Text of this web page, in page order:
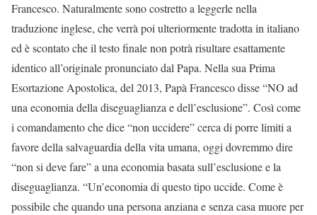
Francesco. Naturalmente sono costretto a leggerle nella
traduzione inglese, che verrà poi ulteriormente tradotta in italiano
ed è scontato che il testo finale non potrà risultare esattamente
identico all’originale pronunciato dal Papa. Nella sua Prima
Esortazione Apostolica, del 2013, Papà Francesco disse “NO ad
una economia della diseguaglianza e dell’esclusione”. Così come
i comandamento che dice “non uccidere” cerca di porre limiti a
favore della salvaguardia della vita umana, oggi dovremmo dire
“non si deve fare” a una economia basata sull’esclusione e la
diseguaglianza. “Un’economia di questo tipo uccide. Come è
possibile che quando una persona anziana e senza casa muore per